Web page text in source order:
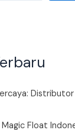
Distributor
Float